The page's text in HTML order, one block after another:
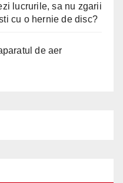
lucrurile, sa nu zgarii
cu o hernie de disc?
de aer